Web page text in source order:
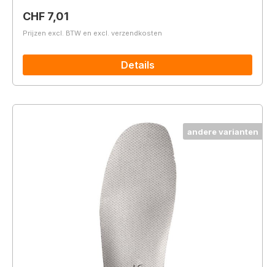
Normale prijs:
CHF 7,01
Prijzen excl. BTW en excl. verzendkosten
Details
andere varianten